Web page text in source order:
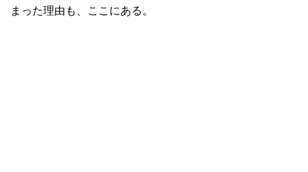
まった理由も、ここにある。